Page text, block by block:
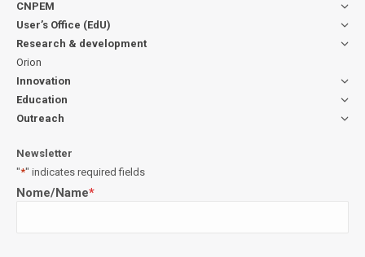
CNPEM
User’s Office (EdU)
Research & development
Orion
Innovation
Education
Outreach
Newsletter
"*" indicates required fields
Nome/Name*